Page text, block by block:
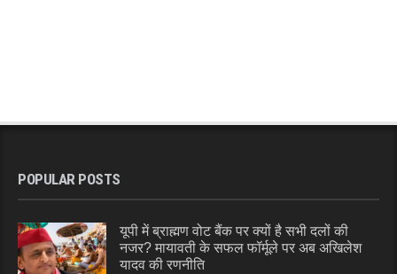
POPULAR POSTS
यूपी में ब्राह्मण वोट बैंक पर क्यों है सभी दलों की
नजर? मायावती के सफल फॉर्मूले पर अब अखिलेश
यादव की रणनीति